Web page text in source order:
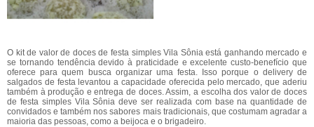
O kit de valor de doces de festa simples Vila Sônia está ganhando mercado e
se tornando tendência devido à praticidade e excelente custo-benefício que
oferece para quem busca organizar uma festa. Isso porque o delivery de
salgados de festa levantou a capacidade oferecida pelo mercado, que aderiu
também à produção e entrega de doces. Assim, a escolha dos valor de doces
de festa simples Vila Sônia deve ser realizada com base na quantidade de
convidados e também nos sabores mais tradicionais, que costumam agradar a
maioria das pessoas, como a beijoca e o brigadeiro.